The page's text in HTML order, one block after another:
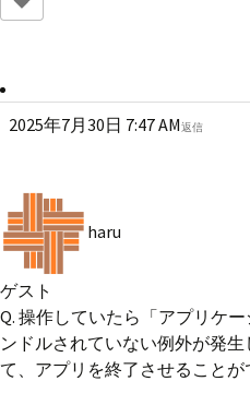
2025年7月30日 7:47 AM返信
haru
ゲスト
Q. 操作していたら「アプリケ
ンドルされていない例外が発
て、アプリを終了させることが